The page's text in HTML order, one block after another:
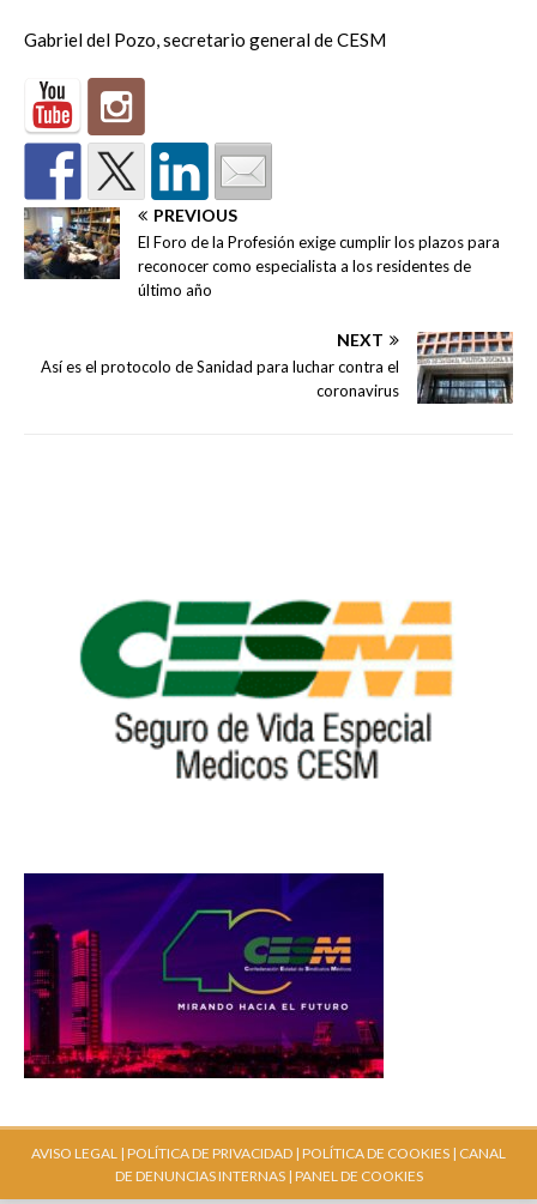
Gabriel del Pozo, secretario general de CESM
PREVIOUS
El Foro de la Profesión exige cumplir los plazos para
reconocer como especialista a los residentes de
último año
NEXT
Así es el protocolo de Sanidad para luchar contra el
coronavirus
AVISO LEGAL | POLÍTICA DE PRIVACIDAD | POLÍTICA DE COOKIES | CANAL
DE DENUNCIAS INTERNAS| PANEL DE COOKIES